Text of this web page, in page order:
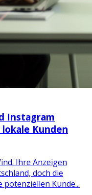
Instagram
Kunden
Ihre Anzeigen
doch die
Kunde...